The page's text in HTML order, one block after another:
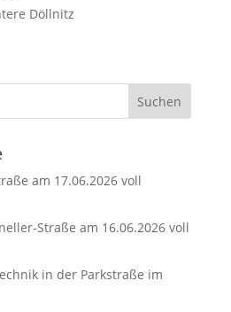
Döllnitz
am 17.06.2026 voll
Straße am 16.06.2026 voll
in der Parkstraße im